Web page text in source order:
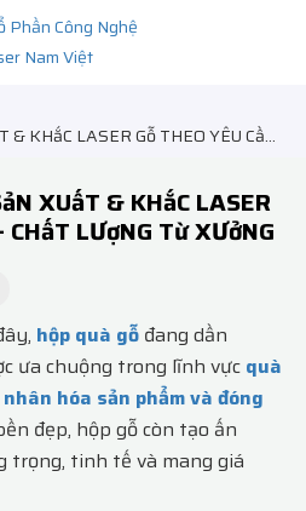
KHắC LASER Gỗ THEO YÊU CầU
XUấT & KHắC LASER
CHấT LƯợNG Từ XƯởNG
hộp quà gỗ đang dần
ưa chuộng trong lĩnh vực quà
hóa sản phẩm và đóng
đẹp, hộp gỗ còn tạo ấn
trọng, tinh tế và mang giá